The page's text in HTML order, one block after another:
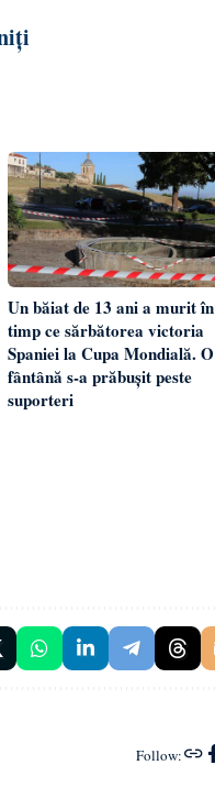
Un băiat de 13 ani a murit în
timp ce sărbătorea victoria
Spaniei la Cupa Mondială. O
fântână s-a prăbușit peste
suporteri
Follow: